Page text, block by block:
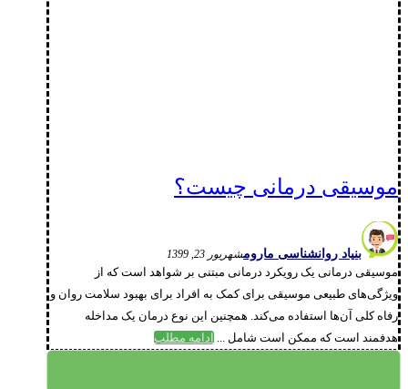
موسیقی درمانی چیست؟
بنیاد روانشناسی مارومشهریور 23, 1399
موسیقی‌ درمانی یک رویکرد درمانی مبتنی بر شواهد است که از
ویژگی‌های طبیعی موسیقی برای کمک به افراد برای بهبود سلامت روان و
رفاه کلی آن‌ها استفاده می‌کند. همچنین این نوع درمان یک مداخله
هدفمند است که ممکن است شامل ...
ادامه مطلب